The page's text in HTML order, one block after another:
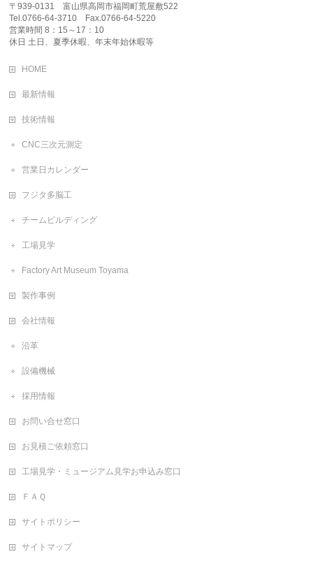
〒939-0131 富山県高岡市福岡町荒屋敷522
Tel.0766-64-3710 Fax.0766-64-5220
営業時間 8：15～17：10
休日 土日、夏季休暇、年末年始休暇等
HOME
最新情報
技術情報
CNC三次元測定
営業日カレンダー
フジタ多脳工
チームビルディング
工場見学
Factory Art Museum Toyama
製作事例
会社情報
沿革
設備機械
採用情報
お問い合せ窓口
お見積ご依頼窓口
工場見学・ミュージアム見学お申込み窓口
ＦＡＱ
サイトポリシー
サイトマップ